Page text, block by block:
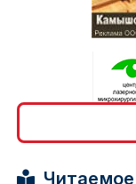
Читаемое